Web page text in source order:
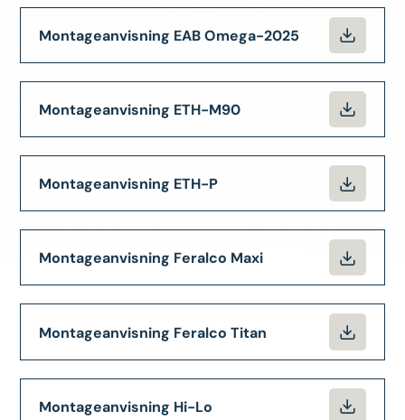
Montageanvisning EAB Omega-2025
Montageanvisning ETH-M90
Montageanvisning ETH-P
Montageanvisning Feralco Maxi
Montageanvisning Feralco Titan
Montageanvisning Hi-Lo